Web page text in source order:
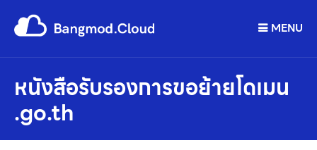
MENU
หนังสือรับรองการขอย้ายโดเมน
.go.th